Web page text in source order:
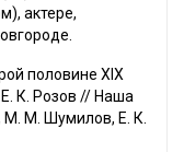
актере,
половине XIX
К. Розов // Наша
М. М. Шумилов, Е. К.